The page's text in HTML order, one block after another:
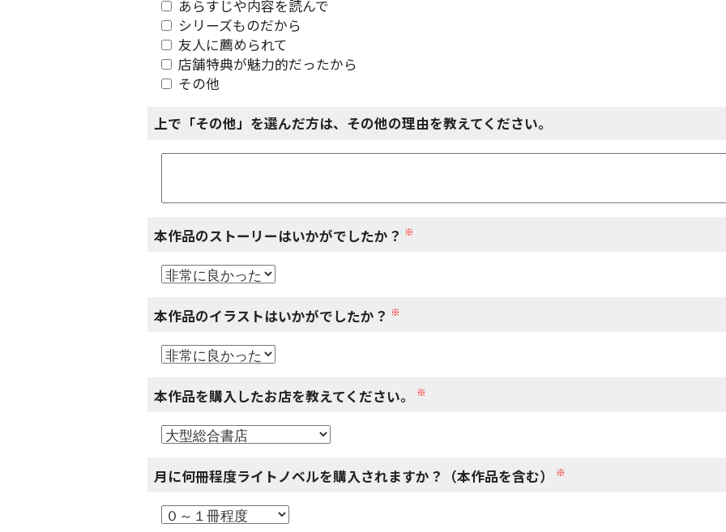
あらすじや内容を読んで
シリーズものだから
友人に薦められて
店舗特典が魅力的だったから
その他
上で「その他」を選んだ方は、その他の理由を教えてください。
本作品のストーリーはいかがでしたか？ ※
本作品のイラストはいかがでしたか？ ※
本作品を購入したお店を教えてください。 ※
月に何冊程度ライトノベルを購入されますか？（本作品を含む） ※